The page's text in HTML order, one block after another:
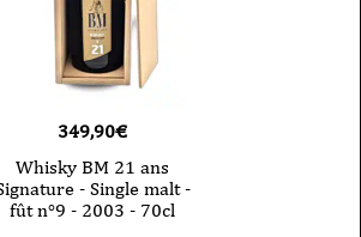
349,90€
Whisky BM 21 ans
- Single malt -
fût n°9 - 2003 - 70cl